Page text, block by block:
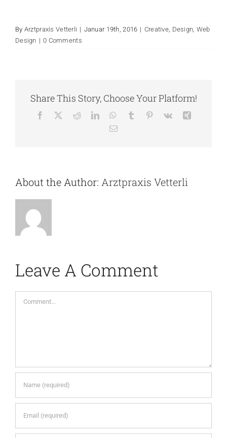
By Arztpraxis Vetterli | Januar 19th, 2016 | Creative, Design, Web
Design | 0 Comments
Share This Story, Choose Your Platform!
Facebook RedditLinkedInWhatsApp
Tumblr Pinterest
Vk
Email
About the Author: Arztpraxis Vetterli
Leave A Comment
Comment